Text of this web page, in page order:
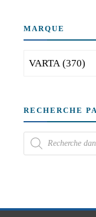
MARQUE
RECHERCHE